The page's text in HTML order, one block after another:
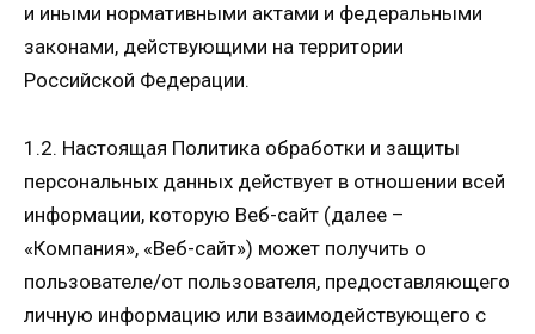
и иными нормативными актами и федеральными
законами, действующими на территории
Российской Федерации.
1.2. Настоящая Политика обработки и защиты
персональных данных действует в отношении всей
информации, которую Веб-сайт (далее –
«Компания», «Веб-сайт») может получить о
пользователе/от пользователя, предоставляющего
личную информацию или взаимодействующего с